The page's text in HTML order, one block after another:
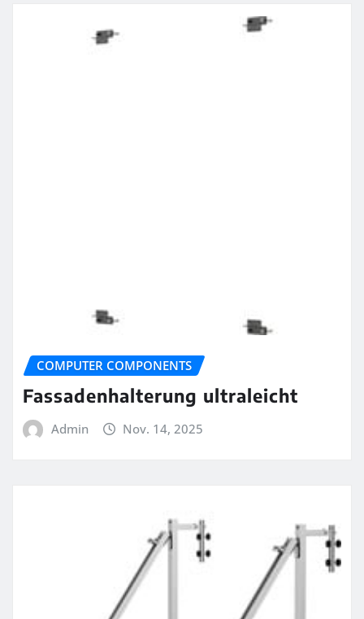
COMPUTER COMPONENTS
Fassadenhalterung ultraleicht
Admin Nov. 14, 2025